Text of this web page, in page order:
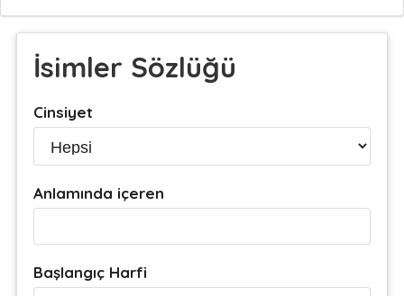
İsimler Sözlüğü
Cinsiyet
Anlamında içeren
Başlangıç Harfi